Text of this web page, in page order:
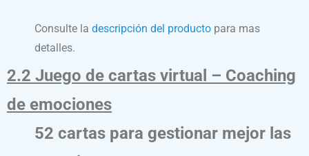
Consulte la descripción del producto para mas
detalles.
2.2 Juego de cartas virtual – Coaching
de emociones
52 cartas para gestionar mejor las